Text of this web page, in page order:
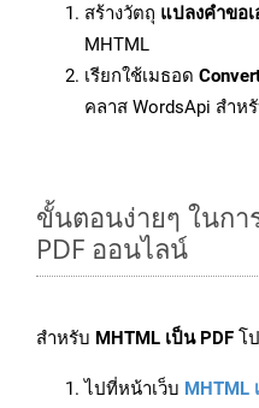
สร้างวัตถุ แปลงคำขอเ
MHTML
เรียกใช้เมธอด
คลาส WordsApi สำห
ขั้นตอนง่ายๆ ในกา
PDF ออนไลน์
สำหรับ MHTML เป็น PDF โ
ไปที่หน้าเว็บ MHTML